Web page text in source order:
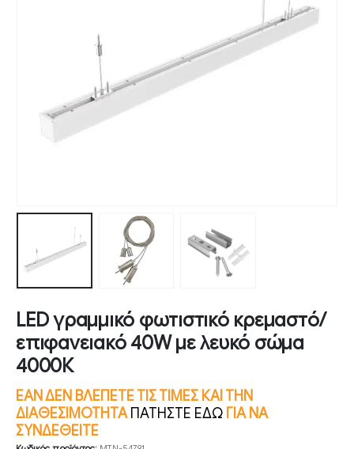
LED γραμμικό φωτιστικό κρεμαστό/
επιφανειακό 40W με λευκό σώμα
4000Κ
ΕΑΝ ΔΕΝ ΒΛΕΠΕΤΕ ΤΙΣ ΤΙΜΕΣ ΚΑΙ ΤΗΝ
ΔΙΑΘΕΣΙΜΟΤΗΤΑ ΠΑΤΗΣΤΕ ΕΔΩ ΓΙΑ ΝΑ
ΣΥΝΔΕΘΕΙΤΕ